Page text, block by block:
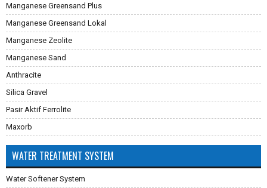
Manganese Greensand Plus
Manganese Greensand Lokal
Manganese Zeolite
Manganese Sand
Anthracite
Silica Gravel
Pasir Aktif Ferrolite
Maxorb
WATER TREATMENT SYSTEM
Water Softener System